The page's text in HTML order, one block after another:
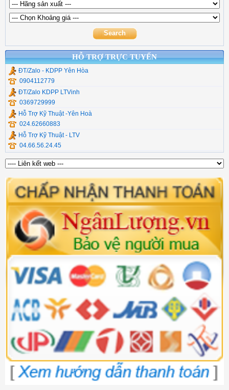
Dụng cụ thi công quang
Chuyển quang hdmi
Hộp đựng ổ cứng
Cáp Chuyển Đổi UGR
Mikrotik
Commscope
Type C, Lan , Đọc Thẻ
Thiết Bị Mạng Veggieg
HỖ TRỢ TRỰC TUYẾN
ĐT/Zalo - KDPP Yên Hòa
0904112779
ĐT/Zalo KDPP LTVinh
0369729999
Hỗ Trợ Kỹ Thuật -Yên Hoà
024.62660883
Hỗ Trợ Kỹ Thuật - LTV
04.66.56.24.45